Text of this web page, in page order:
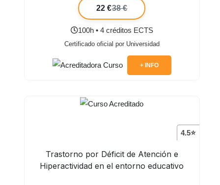
22 €38 €
100h • 4 créditos ECTS
Certificado oficial por Universidad
+ INFO
4.5⭐
Trastorno por Déficit de Atención e
Hiperactividad en el entorno educativo